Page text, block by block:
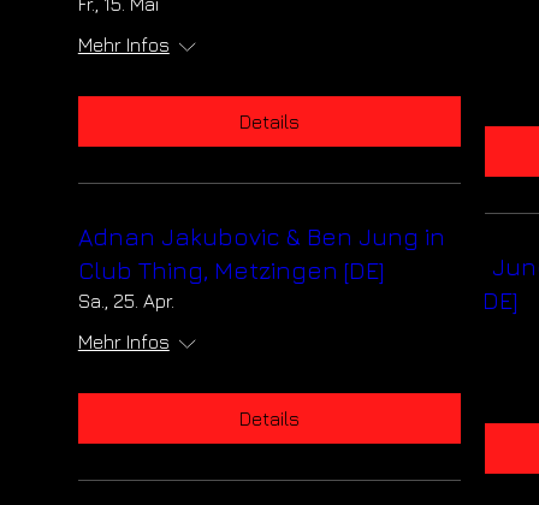
Details
Adnan Jakubovic & Ben
Club Thing, Metzingen [DE]
Details
Mehr Infos
Details
Adnan Jakubovic & Ben Jung in
Club Thing, Metzingen [DE]
Sa., 25. Apr.
Mehr Infos
Details